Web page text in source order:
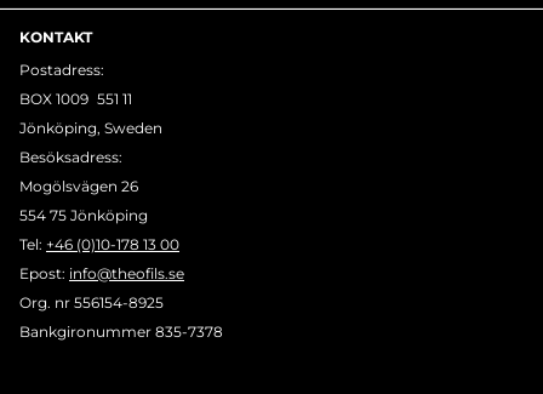
KONTAKT
Postadress:
BOX 1009 551 11
Jönköping, Sweden
Besöksadress:
Mogölsvägen 26
554 75 Jönköping
Tel: +46 (0)10-178 13 00
Epost: info@theofils.se
Org. nr 556154-8925
Bankgironummer 835-7378